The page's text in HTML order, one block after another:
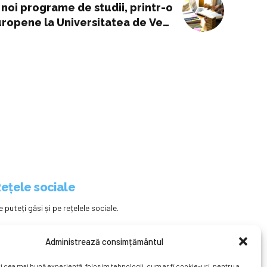
Administrează consimțământul
programe de studii, printr-o
la Universitatea de Vest
sociale
puteți găsi și pe rețelele sociale.